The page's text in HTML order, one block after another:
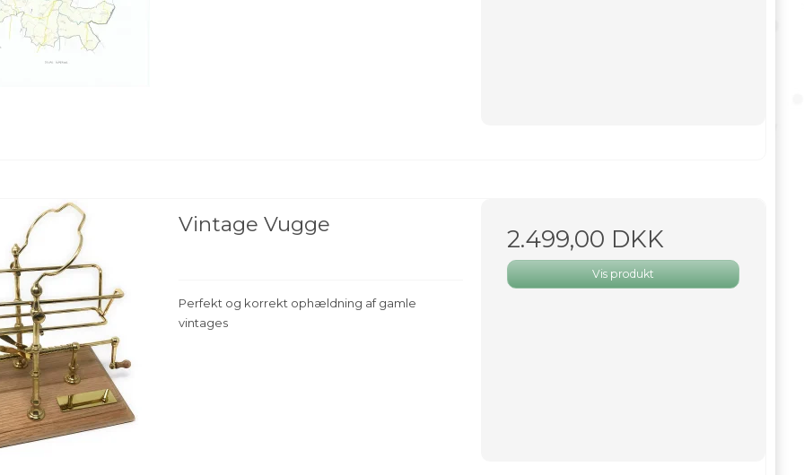
Vintage Vugge
Perfekt og korrekt ophældning af gamle
vintages
2.499,00 DKK
Vis produkt